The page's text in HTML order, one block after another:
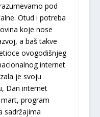
pod
Otud i potreba
koje nose
a baš takve
ovogodišnjeg
internet
je svoju
Dan internet
program
sadržajima